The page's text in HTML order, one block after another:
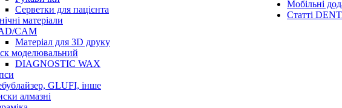
Серветки для пацієнта
матеріали
CAM
Матеріал для 3D друку
моделювальний
DIAGNOSTIC WAX
GLUFI, інше
алмазні
Мобільні
Статті